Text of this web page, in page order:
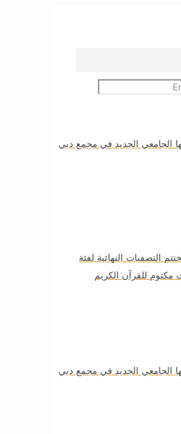
الجامعي الجديد في مجمع دبي
التصفيات النهائية لفئة
للقرآن الكريم
الجامعي الجديد في مجمع دبي